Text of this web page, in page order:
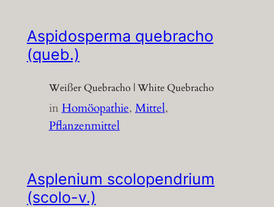
Aspidosperma quebracho
(queb.)
Weißer Quebracho | White Quebracho
inHomöopathie, Mittel
Pflanzenmittel
Asplenium scolopendrium
(scolo-v.)